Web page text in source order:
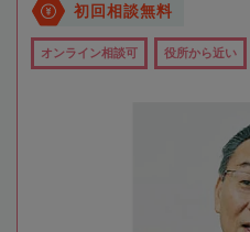
初回相談無料
オンライン相談可 役所から近い